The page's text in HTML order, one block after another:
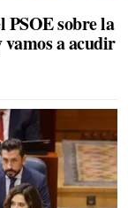
PSOE sobre la
a acudir